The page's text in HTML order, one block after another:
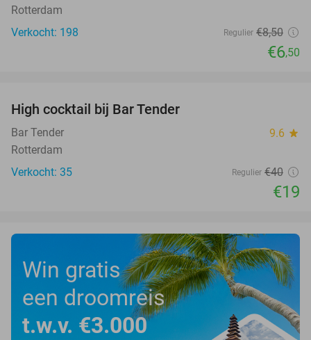
Rotterdam
Verkocht: 198
Regulier €8,50
€6,50
High cocktail bij Bar Tender
Bar Tender 9.6 star
Rotterdam
Verkocht: 35
Regulier €40
€19
Win gratis
een droomreis
t.w.v. €3.000